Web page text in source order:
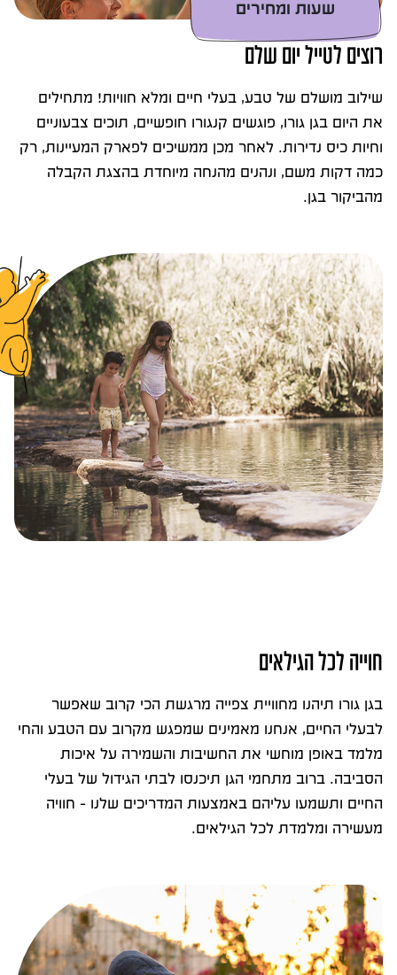
שעות ומחירים
רוצים לטייל יום שלם
שילוב מושלם של טבע, בעלי חיים ומלא חוויות! מתחילים
את היום בגן גורו, פוגשים קנגורו חופשיים, תוכים צבעוניים
וחיות כיס נדירות. לאחר מכן ממשיכים לפארק המעיינות, רק
כמה דקות משם, ונהנים מהנחה מיוחדת בהצגת הקבלה
מהביקור בגן.
חוייה לכל הגילאים
בגן גורו תיהנו מחוויית צפייה מרגשת הכי קרוב שאפשר
לבעלי החיים, אנחנו מאמינים שמפגש מקרוב עם הטבע והחי
מלמד באופן מוחשי את החשיבות והשמירה על איכות
הסביבה. ברוב מתחמי הגן תיכנסו לבתי הגידול של בעלי
החיים ותשמעו עליהם באמצעות המדריכים שלנו - חוויה
מעשירה ומלמדת לכל הגילאים.